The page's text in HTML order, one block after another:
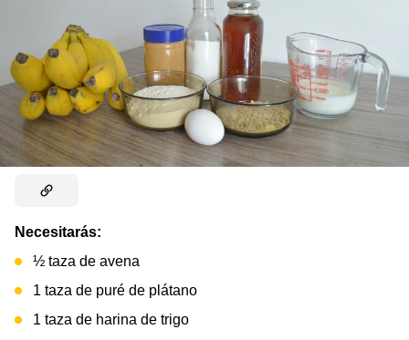
Necesitarás:
½ taza de avena
1 taza de puré de plátano
1 taza de harina de trigo